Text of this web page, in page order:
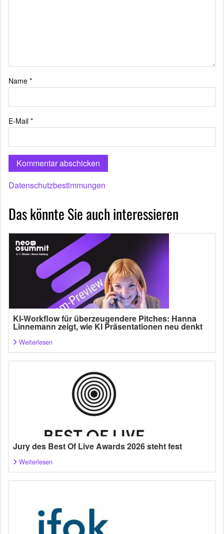
Name *
E-Mail *
Datenschutzbestimmungen
Das könnte Sie auch interessieren
KI-Workflow für überzeugendere Pitches: Hanna
Linnemann zeigt, wie KI Präsentationen neu denkt
Weiterlesen
Jury des Best Of Live Awards 2026 steht fest
Weiterlesen